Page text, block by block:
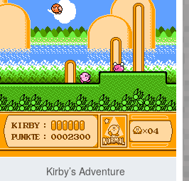
Kirby’s Adventure